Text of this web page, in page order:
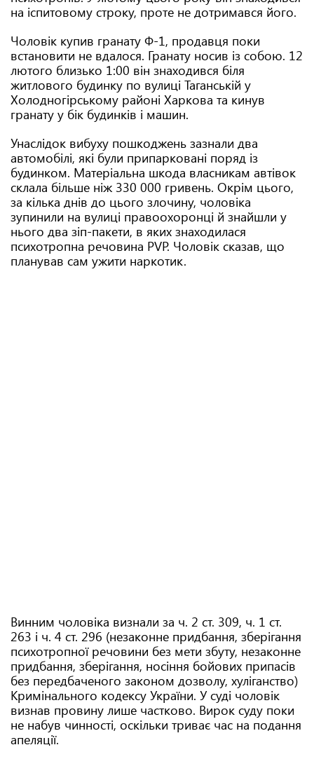
на іспитовому строку, проте не дотримався його.
Чоловік купив гранату Ф-1, продавця поки
встановити не вдалося. Гранату носив із собою. 12
лютого близько 1:00 він знаходився біля
житлового будинку по вулиці Таганській у
Холодногірському районі Харкова та кинув
гранату у бік будинків і машин.
Унаслідок вибуху пошкоджень зазнали два
автомобілі, які були припарковані поряд із
будинком. Матеріальна шкода власникам автівок
склала більше ніж 330 000 гривень. Окрім цього,
за кілька днів до цього злочину, чоловіка
зупинили на вулиці правоохоронці й знайшли у
нього два зіп-пакети, в яких знаходилася
психотропна речовина PVP. Чоловік сказав, що
планував сам ужити наркотик.
Винним чоловіка визнали за ч. 2 ст. 309, ч. 1 ст.
263 і ч. 4 ст. 296 (незаконне придбання, зберігання
психотропної речовини без мети збуту, незаконне
придбання, зберігання, носіння бойових припасів
без передбаченого законом дозволу, хуліганство)
Кримінального кодексу України. У суді чоловік
визнав провину лише частково. Вирок суду поки
не набув чинності, оскільки триває час на подання
апеляції.